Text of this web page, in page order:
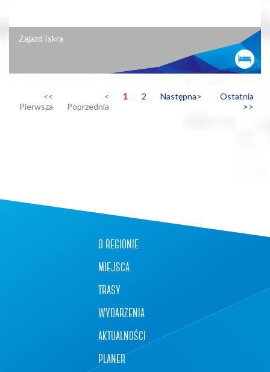
Zajazd Iskra
<<
Pierwsza
<
Poprzednia
1 2 Następna>
Ostatnia
>>
o regionie
miejsca
trasy
wydarzenia
aktualności
planer